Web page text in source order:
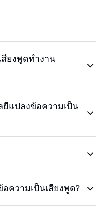
สียงพูดทำงาน
ยีแปลงข้อความเป็น
ความเป็นเสียงพูด?